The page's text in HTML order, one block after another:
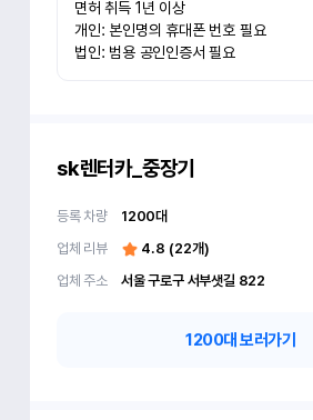
면허 취득 1년 이상
개인: 본인명의 휴대폰 번호 필요
법인: 범용 공인인증서 필요
sk렌터카_중장기
등록 차량 1200대
업체 리뷰
4.8 (22개)
업체 주소
서울 구로구 서부샛길 822
1200대 보러가기